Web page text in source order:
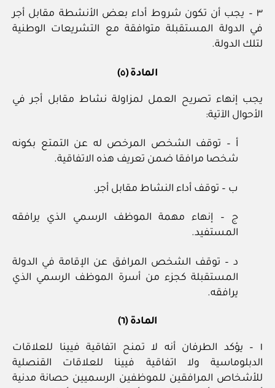
٣ – يجب أن تكون شروط أداء بعض الأنشطة مقابل أجر
في الدولة المستقبلة متوافقة مع التشريعات الوطنية
لتلك الدولة.
المادة (٥)
يجب إنهاء تصريح العمل لمزاولة نشاط مقابل أجر في
الأحوال الآتية:
أ – توقف الشخص المرخص له عن التمتع بكونه
شخصا مرافقا ضمن تعريف هذه الاتفاقية.
ب – توقف أداء النشاط مقابل أجر.
ج – إنهاء مهمة الموظف الرسمي الذي يرافقه
المستفيد.
د – توقف الشخص المرافق عن الإقامة في الدولة
المستقبلة كجزء من أسرة الموظف الرسمي الذي
يرافقه.
المادة (٦)
١ – يؤكد الطرفان أنه لا تمنح اتفاقية فيينا للعلاقات
الدبلوماسية ولا اتفاقية فيينا للعلاقات القنصلية
للأشخاص المرافقين للموظفين الرسميين حصانة مدنية